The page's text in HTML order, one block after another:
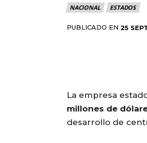
NACIONAL ESTADOS
PUBLICADO EN 25
La empresa
millones de
desarrollo de